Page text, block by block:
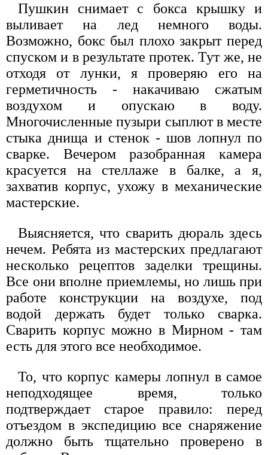
Пушкин снимает с бокса крышку и
выливает на лед немного воды.
Возможно, бокс был плохо закрыт перед
спуском и в результате протек. Тут же, не
отходя от лунки, я проверяю его на
герметичность - накачиваю сжатым
воздухом и опускаю в воду.
Многочисленные пузыри сыплют в месте
стыка днища и стенок - шов лопнул по
сварке. Вечером разобранная камера
красуется на стеллаже в балке, а я,
захватив корпус, ухожу в механические
мастерские.
Выясняется, что сварить дюраль здесь
нечем. Ребята из мастерских предлагают
несколько рецептов заделки трещины.
Все они вполне приемлемы, но лишь при
работе конструкции на воздухе, под
водой держать будет только сварка.
Сварить корпус можно в Мирном - там
есть для этого все необходимое.
То, что корпус камеры лопнул в самое
неподходящее время, только
подтверждает старое правило: перед
отъездом в экспедицию все снаряжение
должно быть тщательно проверено в